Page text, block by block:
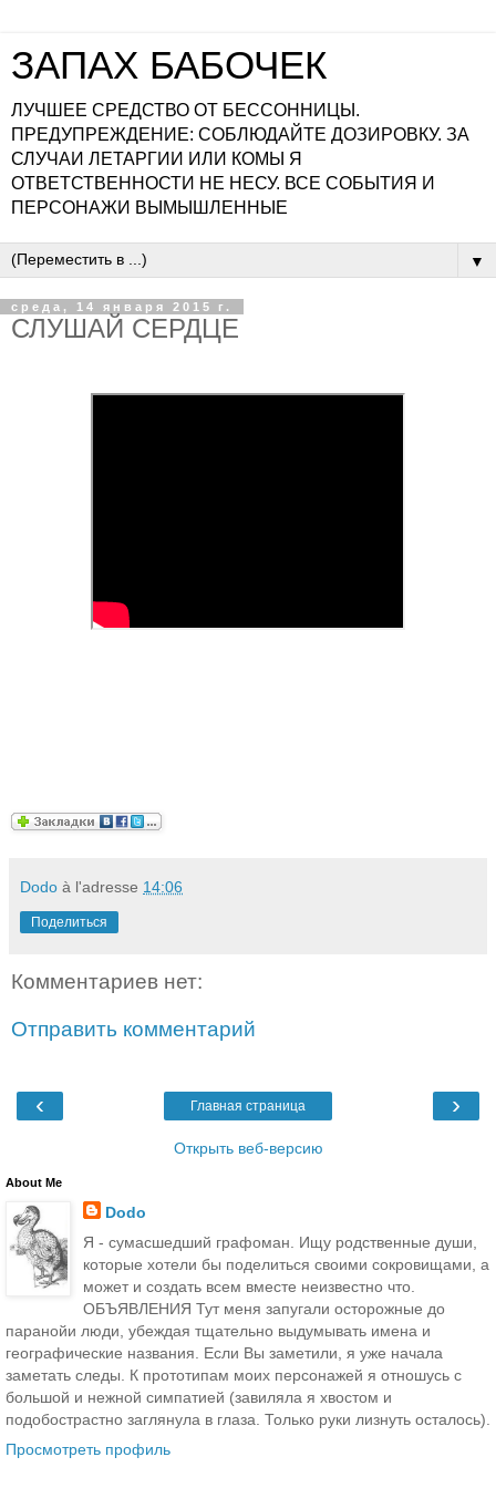
ЗАПАХ БАБОЧЕК
ЛУЧШЕЕ СРЕДСТВО ОТ БЕССОННИЦЫ.
ПРЕДУПРЕЖДЕНИЕ: СОБЛЮДАЙТЕ ДОЗИРОВКУ. ЗА
СЛУЧАИ ЛЕТАРГИИ ИЛИ КОМЫ Я
ОТВЕТСТВЕННОСТИ НЕ НЕСУ. ВСЕ СОБЫТИЯ И
ПЕРСОНАЖИ ВЫМЫШЛЕННЫЕ
▼
среда, 14 января 2015 г.
СЛУШАЙ СЕРДЦЕ
Dodo à l'adresse 14:06
Поделиться
Комментариев нет:
Отправить комментарий
‹ ›
Главная страница
Открыть веб-версию
About Me
Dodo
Я - сумасшедший графоман. Ищу родственные души,
которые хотели бы поделиться своими сокровищами, а
может и создать всем вместе неизвестно что.
ОБЪЯВЛЕНИЯ Тут меня запугали осторожные до
паранойи люди, убеждая тщательно выдумывать имена и
географические названия. Если Вы заметили, я уже начала
заметать следы. К прототипам моих персонажей я отношусь с
большой и нежной симпатией (завиляла я хвостом и
подобострастно заглянула в глаза. Только руки лизнуть осталось).
Просмотреть профиль